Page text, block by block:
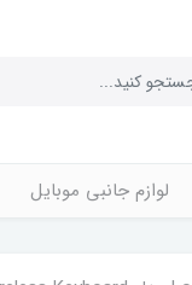
لوازم جانبی موبایل